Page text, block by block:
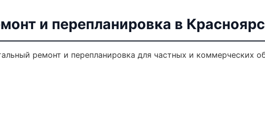
и перепланировка в
ремонт и перепланировка для частных и коммерческих